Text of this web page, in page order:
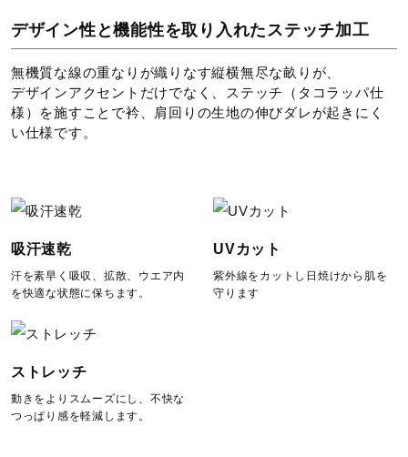
塩素系及び酸素系漂白剤の使用禁止
底面温度120℃を限度としてアイロ
デザイン性と機能性を取り入れたステッチ加工
無機質な線の重なりが織りなす縦横無尽な畝りが、
デザインアクセントだけでなく、ステッチ（タコラッパ仕
様）を施すことで衿、肩回りの生地の伸びダレが起きにく
い仕様です。
吸汗速乾
汗を素早く吸収、拡散、ウエア内
を快適な状態に保ちます。
UVカット
紫外線をカットし日焼けから肌を
守ります
ストレッチ
動きをよりスムーズにし、不快な
つっぱり感を軽減します。